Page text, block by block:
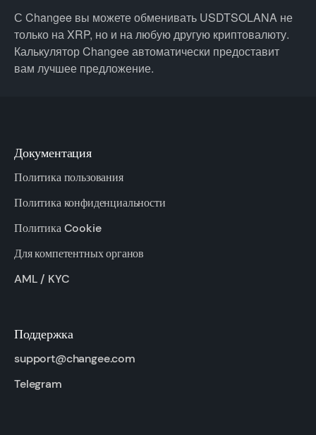
С Changee вы можете обменивать USDTSOLANA не
только на XRP, но и на любую другую криптовалюту.
Калькулятор Changee автоматически предоставит
вам лучшее предложение.
Документация
Политика пользования
Политика конфиденциальности
Политика Cookie
Для компетентных органов
AML / KYC
Поддержка
support@changee.com
Telegram